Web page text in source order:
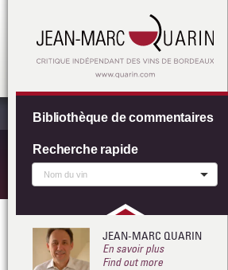
Bibliothèque de commentaires
Recherche rapide
JEAN-MARC QUARIN
En savoir plus
Find out more